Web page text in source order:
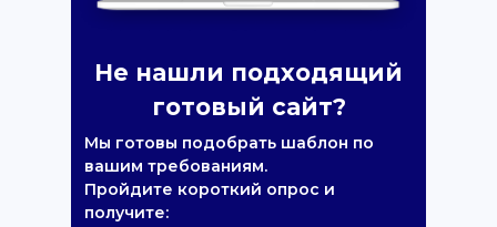
Не нашли подходящий
готовый сайт?
Мы готовы подобрать шаблон по
вашим требованиям.
Пройдите короткий опрос и
получите: